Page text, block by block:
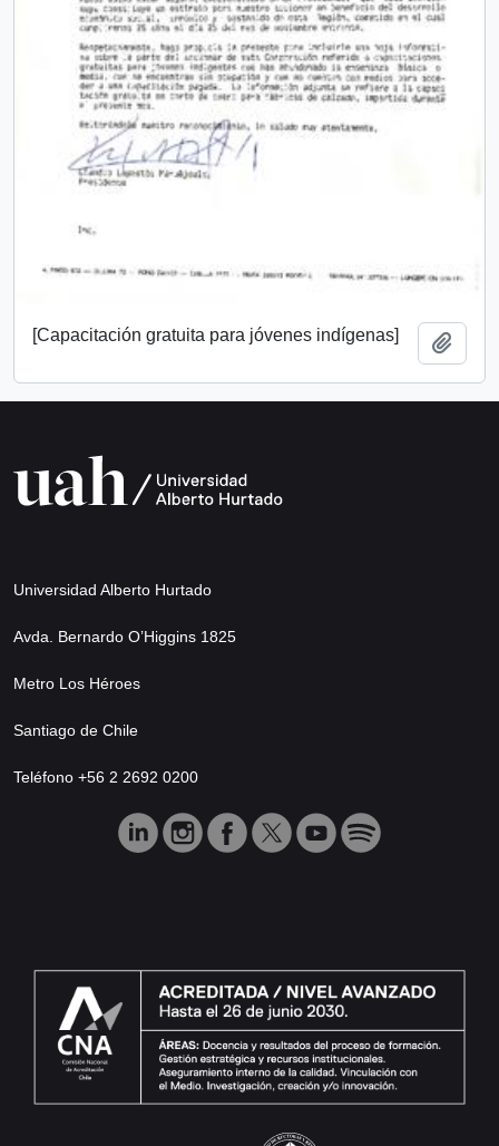
[Capacitación gratuita para jóvenes indígenas]
Universidad Alberto Hurtado
Avda. Bernardo O’Higgins 1825
Metro Los Héroes
Santiago de Chile
Teléfono +56 2 2692 0200